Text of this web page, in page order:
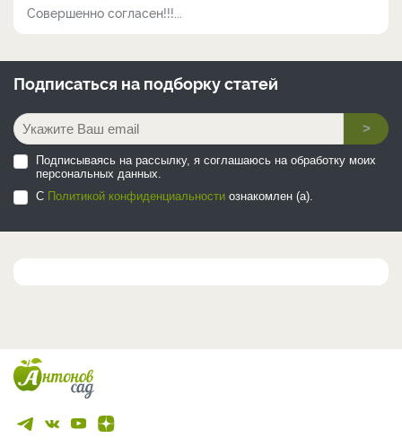
Совершенно согласен!!!...
Подписаться на подборку статей
>
Подписываясь на рассылку, я соглашаюсь на обработку моих
персональных данных.
С Политикой конфиденциальности ознакомлен (а).